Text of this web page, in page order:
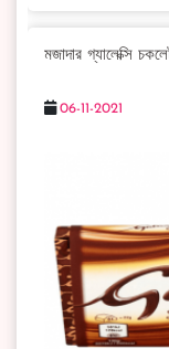
মজাদার গ্যালেক্সি
06-11-2021